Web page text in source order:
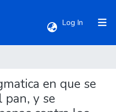
Log In (current)
en que se
pan, y se